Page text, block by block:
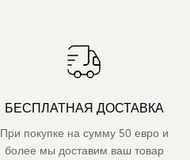
БЕСПЛАТНАЯ ДОСТАВКА
При покупке на сумму 50 евро и
более мы доставим ваш товар